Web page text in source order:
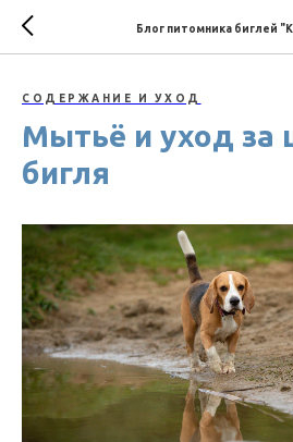
Блог питомника биглей
СОДЕРЖАНИЕ И УХОД
Мытьё и уход за
бигля